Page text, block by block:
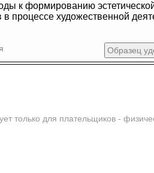
к формированию
процессе художественной
Образец
только для плательщиков -